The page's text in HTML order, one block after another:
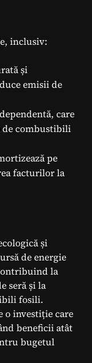
inclusiv:
și
emisii de
care
de combustibili
pe
facturilor la
și
de energie
la
seră și la
fosili.
o investiție care
beneficii atât
bugetul